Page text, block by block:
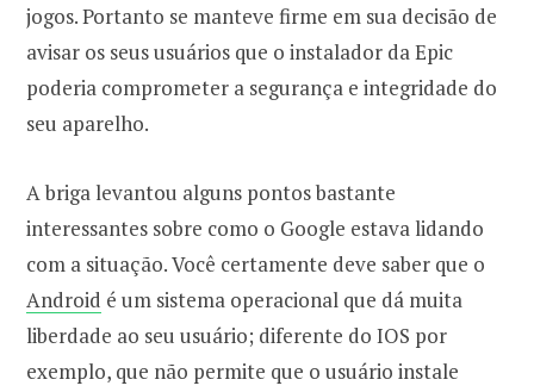
jogos. Portanto se manteve firme em sua decisão de
avisar os seus usuários que o instalador da Epic
poderia comprometer a segurança e integridade do
seu aparelho.
A briga levantou alguns pontos bastante
interessantes sobre como o Google estava lidando
com a situação. Você certamente deve saber que o
Android é um sistema operacional que dá muita
liberdade ao seu usuário; diferente do IOS por
exemplo, que não permite que o usuário instale